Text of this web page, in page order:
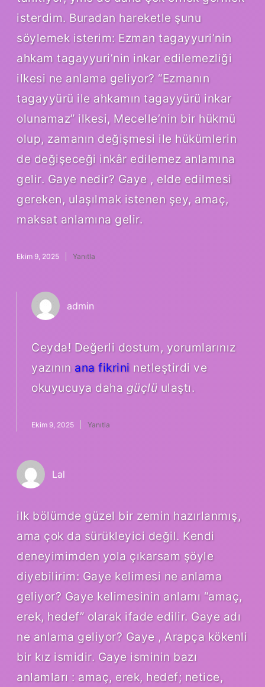
isterdim. Buradan hareketle şunu
söylemek isterim: Ezman tagayyuri’nin
ahkam tagayyuri’nin inkar edilemezliği
ilkesi ne anlama geliyor? “Ezmanın
tagayyürü ile ahkamın tagayyürü inkar
olunamaz” ilkesi, Mecelle’nin bir hükmü
olup, zamanın değişmesi ile hükümlerin
de değişeceği inkâr edilemez anlamına
gelir. Gaye nedir? Gaye , elde edilmesi
gereken, ulaşılmak istenen şey, amaç,
maksat anlamına gelir.
Ekim 9, 2025 Yanıtla
admin
Ceyda! Değerli dostum, yorumlarınız
yazının ana fikrini netleştirdi ve
okuyucuya daha güçlüulaştı.
Ekim 9, 2025 Yanıtla
Lal
ilk bölümde güzel bir zemin hazırlanmış,
ama çok da sürükleyici değil. Kendi
deneyimimden yola çıkarsam şöyle
diyebilirim: Gaye kelimesi ne anlama
geliyor? Gaye kelimesinin anlamı “amaç,
erek, hedef” olarak ifade edilir. Gaye adı
ne anlama geliyor? Gaye , Arapça kökenli
bir kız ismidir. Gaye isminin bazı
anlamları : amaç, erek, hedef; netice,